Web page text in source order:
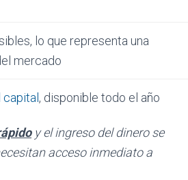
lo que representa una
mercado
, disponible todo el año
y el ingreso del dinero se
acceso inmediato a